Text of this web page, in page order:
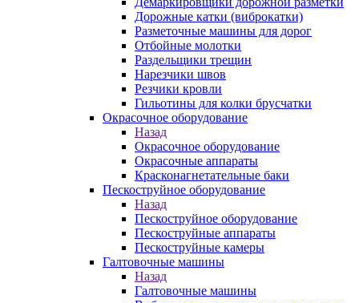
Дорожные катки (виброкатки)
Разметочные машины для дорог
Отбойные молотки
Раздельщики трещин
Нарезчики швов
Резчики кровли
Гильотины для колки брусчатки
Окрасочное оборудование
Назад
Окрасочное оборудование
Окрасочные аппараты
Красконагнетательные баки
Пескоструйное оборудование
Назад
Пескоструйное оборудование
Пескоструйные аппараты
Пескоструйные камеры
Галтовочные машины
Назад
Галтовочные машины